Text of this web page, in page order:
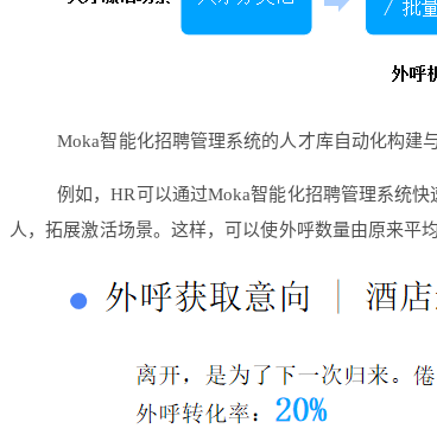
Moka智能化招聘管理系统的人才库自动化构建
例如，HR可以通过Moka智能化招聘管理系统
人，拓展激活场景。这样，可以使外呼数量由原来平